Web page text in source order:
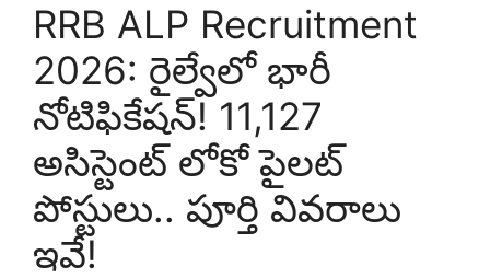
RRB ALP Recruitment
2026: రైల్వేలో భారీ
నోటిఫికేషన్! 11,127
అసిస్టెంట్ లోకో పైలట్
పోస్టులు.. పూర్తి వివరాలు
ఇవే!